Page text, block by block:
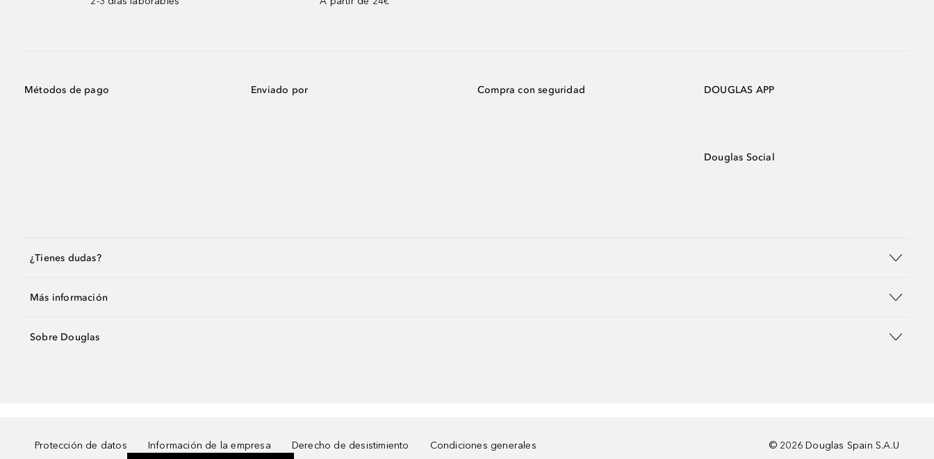
Métodos de pago Enviado por Compra con seguridad DOUGLAS APP
Douglas Social
¿Tienes dudas?
Más información
Sobre Douglas
Protección de datos Información de la empresa Derecho de desistimiento
Condiciones generales
© 2026 Douglas Spain S.A.U